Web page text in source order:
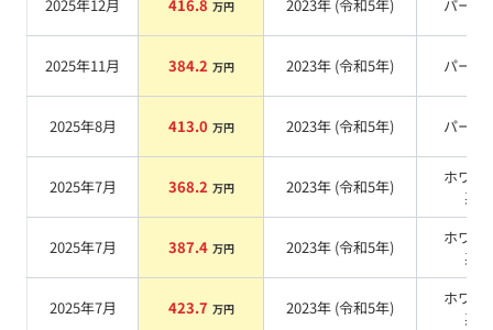
2025年12月 416.8 万円 2023年 (令和5年) パール
2025年11月 384.2 万円 2023年 (令和5年) パール
2025年8月 413.0 万円 2023年 (令和5年) パール
2025年7月 368.2 万円 2023年 (令和5年)
ホワイ
系
2025年7月 387.4 万円 2023年 (令和5年)
ホワイ
系
2025年7月 423.7 万円 2023年 (令和5年)
ホワイ
系